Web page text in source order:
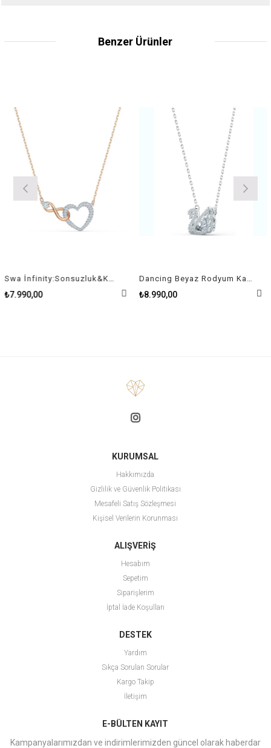
Benzer Ürünler
Swa İnfinity:Sonsuzluk&Kalp Kolye Pembe Altin Ve Rodyum Kaplama
₺7.990,00
Dancing Beyaz Rodyum Kaplama Kuğu Swan Kolye
₺8.990,00
KURUMSAL
Hakkımızda
Gizlilik ve Güvenlik Politikası
Mesafeli Satış Sözleşmesi
Kişisel Verilerin Korunması
ALIŞVERİŞ
Hesabım
Sepetim
Siparişlerim
İptal İade Koşulları
DESTEK
Yardım
Sıkça Sorulan Sorular
Kargo Takip
İletişim
E-BÜLTEN KAYIT
Kampanyalarımızdan ve indirimlerimizden güncel olarak haberdar